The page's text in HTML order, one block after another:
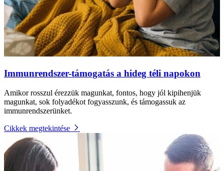
Immunrendszer-támogatás a hideg téli napokon
Amikor rosszul érezzük magunkat, fontos, hogy jól kipihenjük
magunkat, sok folyadékot fogyasszunk, és támogassuk az
immunrendszerünket.
Cikkek megtekintése